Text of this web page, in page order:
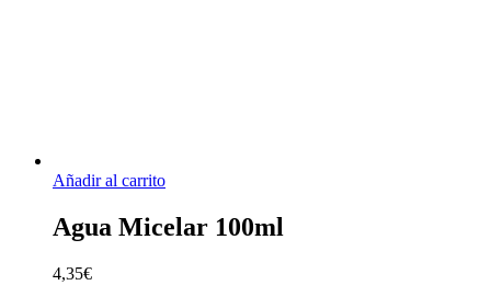
Añadir al carrito
Agua Micelar 100ml
4,35€